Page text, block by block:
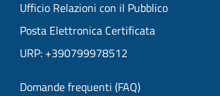
Ufficio Relazioni con il Pubblico
Posta Elettronica Certificata
URP: +390799978512
Domande frequenti (FAQ)